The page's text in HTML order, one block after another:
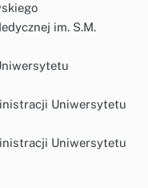
im. S.M.
Uniwersytetu
Uniwersytetu